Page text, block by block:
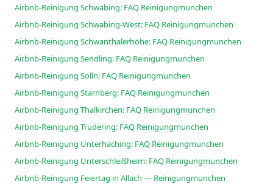
Airbnb-Reinigung Schwabing: FAQ Reinigungmunchen
Airbnb-Reinigung Schwabing-West: FAQ Reinigungmunchen
Airbnb-Reinigung Schwanthalerhöhe: FAQ Reinigungmunchen
Airbnb-Reinigung Sendling: FAQ Reinigungmunchen
Airbnb-Reinigung Solln: FAQ Reinigungmunchen
Airbnb-Reinigung Starnberg: FAQ Reinigungmunchen
Airbnb-Reinigung Thalkirchen: FAQ Reinigungmunchen
Airbnb-Reinigung Trudering: FAQ Reinigungmunchen
Airbnb-Reinigung Unterhaching: FAQ Reinigungmunchen
Airbnb-Reinigung Unterschleißheim: FAQ Reinigungmunchen
Airbnb-Reinigung Feiertag in Allach — Reinigungmunchen